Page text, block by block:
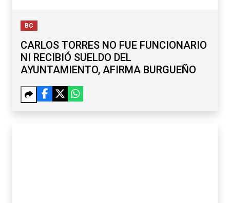
BC
CARLOS TORRES NO FUE FUNCIONARIO
NI RECIBIÓ SUELDO DEL
AYUNTAMIENTO, AFIRMA BURGUEÑO